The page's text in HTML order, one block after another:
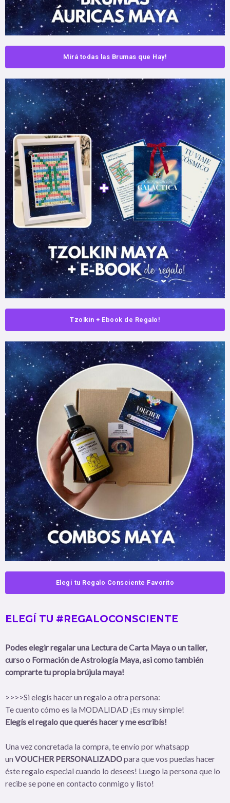
Mirá todas las Brumas que Hay!
Tzolkin + Ebook de Regalo!
Elegí tu Regalo Consciente Favorito
ELEGÍ TU #REGALOCONSCIENTE
Podes elegir regalar una Lectura de Carta Maya o un taller,
curso o Formación de Astrología Maya, asi como también
comprarte tu propia brújula maya!
>>>>Si elegís hacer un regalo a otra persona:
Te cuento cómo es la MODALIDAD ¡Es muy simple!
Elegís el regalo que querés hacery me escribís!
Una vez concretada la compra, te envío por whatsapp
un VOUCHER PERSONALIZADOpara que vos puedas hacer
éste regalo especial cuando lo desees! Luego la persona que lo
recibe se pone en contacto conmigo y listo!